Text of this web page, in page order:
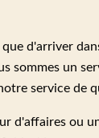
que d'arriver
sommes un
service de
d'affaires ou